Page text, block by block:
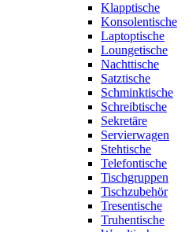
Klapptische
Konsolentische
Laptoptische
Loungetische
Nachttische
Satztische
Schminktische
Schreibtische
Sekretäre
Servierwagen
Stehtische
Telefontische
Tischgruppen
Tischzubehör
Tresentische
Truhentische